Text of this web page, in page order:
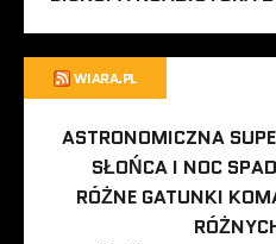
WIARA.PL
ASTRONOMICZNA
SŁOŃCA I NOC
RÓŻNE GATUNKI